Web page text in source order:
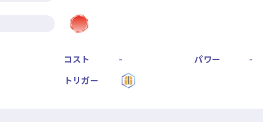
コスト - パワー
-
トリガー